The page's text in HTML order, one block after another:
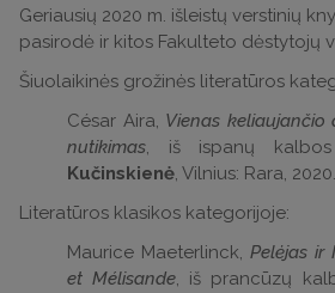
Geriausių 2020 m. išleistų verstinių
pasirodė ir kitos Fakulteto dėstytojų
Šiuolaikinės grožinės literatūros
César Aira, Vienas keliaujančio
nutikimas, iš ispanų
Kučinskienė, Vilnius: Rara, 2020.
Literatūros klasikos kategorijoje:
Maurice Maeterlinck, Pelėjas ir
et Mélisande, iš prancūzų